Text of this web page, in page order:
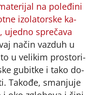
na po­le­đi­ni
izo­la­tor­ske ka­
ujed­no spre­ča­va
na­čin va­zduh u
u ve­li­kim pro­sto­ri­
gu­bit­ke i ta­ko do­
Ta­ko­đe, sma­nju­je